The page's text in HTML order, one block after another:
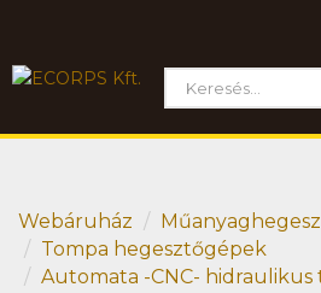
Webáruház
Tompa hegesztőgépek
Automata -CNC-